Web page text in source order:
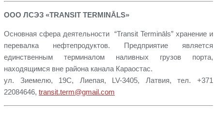
ООО ЛСЭЗ «TRANSIT TERMINĀLS»
Основная сфера деятельности “Transit Termināls” хранение и
перевалка нефтепродуктов. Предприятие является
единственным терминалом наливных грузов порта,
находящимся вне района канала Караостас.
ул. Зиемелю, 19C, Лиепая, LV-3405, Латвия, тел. +371
22084646, transit.term@gmail.com